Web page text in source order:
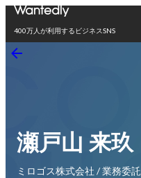
400万人が利用するビジネスSNS
瀬戸山 来玖
ミロゴス株式会社 / 業務委託